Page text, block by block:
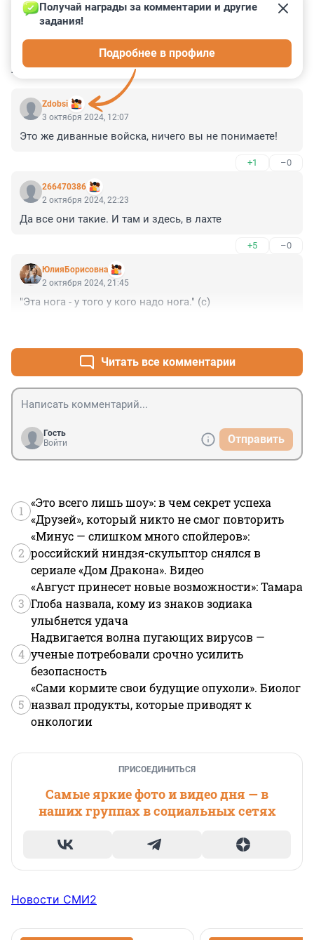
КОММЕНТАРИИ 7
Zdobsi
Получай награды за комментарии и другие
задания!
Подробнее в профиле
3 октября 2024, 12:07
Это же диванные войска, ничего вы не понимаете!
+1 –0
266470386
2 октября 2024, 22:23
Да все они такие. И там и здесь, в лахте
+5 –0
ЮлияБорисовна
2 октября 2024, 21:45
"Эта нога - у того у кого надо нога." (с)
Читать все комментарии
Гость
Войти
Отправить
1
«Это всего лишь шоу»: в чем секрет успеха
«Друзей», который никто не смог повторить
2
«Минус — слишком много спойлеров»:
российский ниндзя-скульптор снялся в
сериале «Дом Дракона». Видео
3
«Август принесет новые возможности»: Тамара
Глоба назвала, кому из знаков зодиака
улыбнется удача
4
Надвигается волна пугающих вирусов —
ученые потребовали срочно усилить
безопасность
5
«Сами кормите свои будущие опухоли». Биолог
назвал продукты, которые приводят к
онкологии
ПРИСОЕДИНИТЬСЯ
Самые яркие фото и видео дня — в
наших группах в социальных сетях
Новости СМИ2